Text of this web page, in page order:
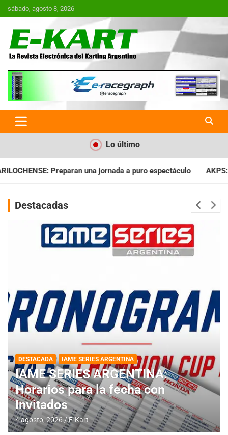
Saltar
al
sábado, agosto 8, 2026
E-Kart.com.ar | La Revista
Electrónica del Karting en
Argentina
Lo último
a puro espectáculo AKPS: Intervino la IGJ y oficializó el
Destacadas
DESTACADA IAME SERIES ARGENTINA
IAME SERIES ARGENTINA:
Horarios para la fecha con
Invitados
4 agosto, 2026 E-Kart